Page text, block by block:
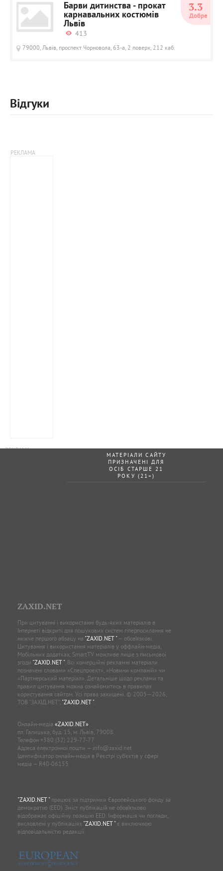
Барви дитинства - прокат
карнавальних костюмів
Львів
413
79000, Львів, проспект Чорновола, 63-а, 2 поверх, 212 каб.
3.3
Добре
Відгуки
МАТЕРІАЛИ САЙТУ
ПРИЗНАЧЕНІ ДЛЯ
ОСІБ СТАРШЕ 21
РОКУ (21+)
ZAXID.NET
При цитуванні і використанні будь-яких матеріалів в
Інтернеті відкриті для пошукових систем гіперпосилання не
нижче першого абзацу на "ZAXID.NET "— обов’язкові.
Цитування і використання матеріалів у оффлайн-медіа,
Мобільних додатках, SmartTV можливе лише з письмової
згоди "ZAXID.NET ". Всі комерційні рекламні матеріали
позначені словами «Спецпроєкт», «Новини компаній» чи
«Партнерський матеріал». Детальніше щодо реклами та
правил цитування можна ознайомитись в правилах
користування сайтом. Усі права захищені. © 2005—2026,
ТОВ “ЗАХІД.НЕТ”, "ZAXID.NET ".
Онлайн-медіа «ZAXID.NET»
пл. Галицька, буд. 15, м. Львів, 79008
Телефон +380 (32) 229-77-77
Адреса електронної пошти — info@zaxid.net
Ідентифікатор онлайн-медіа в Реєстрі суб'єктів у сфері
медіа — R40-06155
"ZAXID.NET "працює за підтримки Європейського фонду за
демократію (EED). Зміст публікацій не обов’язково
відображає офіційну позицію EED. Інформація чи погляди,
висловлені у публікаціях "ZAXID.NET "є виключною
відповідальністю редакції.